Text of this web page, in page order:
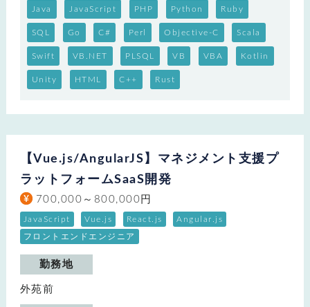
Java JavaScript PHP Python Ruby
SQL Go C# Perl Objective-C Scala
Swift VB.NET PLSQL VB VBA Kotlin
Unity HTML C++ Rust
【Vue.js/AngularJS】マネジメント支援プ
ラットフォームSaaS開発
700,000～800,000円
JavaScript Vue.js React.js Angular.js
フロントエンドエンジニア
勤務地
外苑前